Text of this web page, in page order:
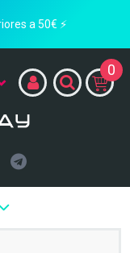
a 50€ ⚡
0